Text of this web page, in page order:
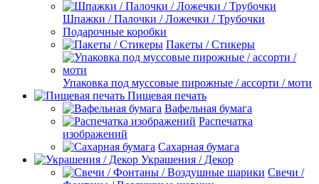
Шпажки / Палочки / Ложечки / Трубочки
Подарочные коробки
Пакеты / Стикеры
Упаковка под муссовые пирожные / ассорти / моти
Пищевая печать
Вафельная бумага
Распечатка
изображений
Сахарная бумага
Украшения / Декор
Свечи /